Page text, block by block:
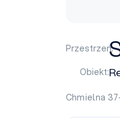
Przestrzeń:
Obiekt:
Chmielna